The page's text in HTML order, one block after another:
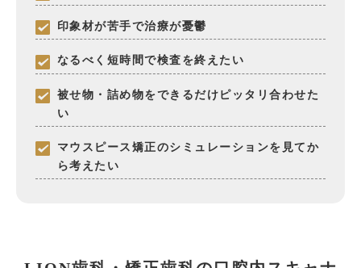
印象材が苦手で治療が憂鬱
なるべく短時間で検査を終えたい
被せ物・詰め物をできるだけピッタリ合わせた
い
マウスピース矯正のシミュレーションを見てか
ら考えたい